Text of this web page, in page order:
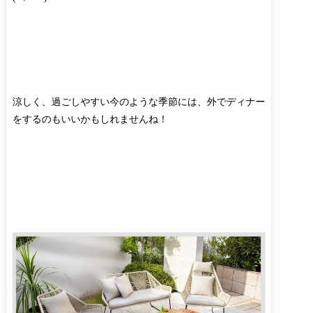
涼しく、過ごしやすい今のような季節には、外でディナー
をするのもいいかもしれませんね！